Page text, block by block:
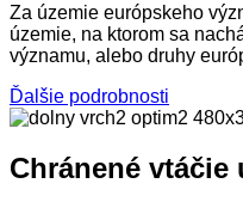
Za územie európskeho
územie, na ktorom sa
významu, alebo druhy
Ďalšie podrobnosti
Chránené vtáčie